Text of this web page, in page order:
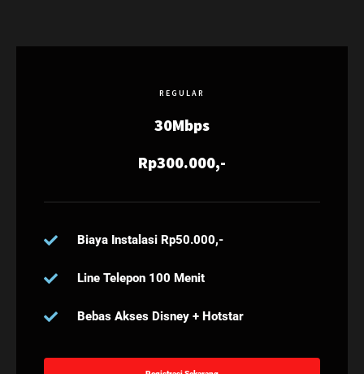
REGULAR
30Mbps
Rp300.000,-
Biaya Instalasi Rp50.000,-
Line Telepon 100 Menit
Bebas Akses Disney + Hotstar